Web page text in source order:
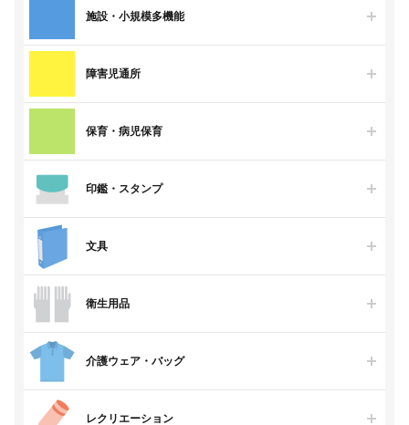
施設・小規模多機能
障害児通所
保育・病児保育
印鑑・スタンプ
文具
衛生用品
介護ウェア・バッグ
レクリエーション